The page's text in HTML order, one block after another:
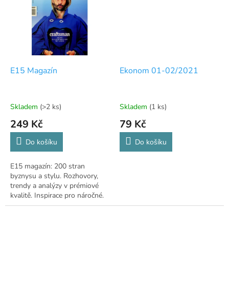
E15 Magazín
Skladem (>2 ks)
249 Kč
Do košíku
E15 magazín: 200 stran
byznysu a stylu. Rozhovory,
trendy a analýzy v prémiové
kvalitě. Inspirace pro náročné.
Ekonom 01-02/2021
Skladem (1 ks)
79 Kč
Do košíku